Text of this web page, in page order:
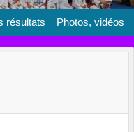
résultats Photos, vidéos